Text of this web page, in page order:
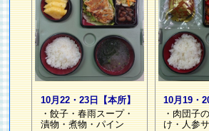
10月22・23日【本所】
・餃子・春雨スープ・
漬物・煮物・パイン
10月19・
・肉団子
け・人参